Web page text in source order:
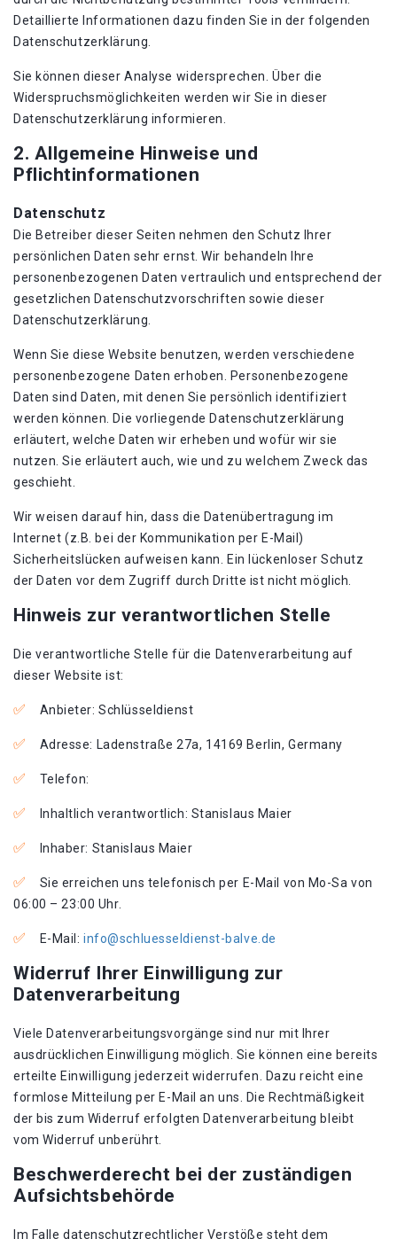
Detaillierte Informationen dazu finden Sie in der folgenden
Datenschutzerklärung.
Sie können dieser Analyse widersprechen. Über die
Widerspruchsmöglichkeiten werden wir Sie in dieser
Datenschutzerklärung informieren.
2. Allgemeine Hinweise und
Pflichtinformationen
Datenschutz
Die Betreiber dieser Seiten nehmen den Schutz Ihrer
persönlichen Daten sehr ernst. Wir behandeln Ihre
personenbezogenen Daten vertraulich und entsprechend der
gesetzlichen Datenschutzvorschriften sowie dieser
Datenschutzerklärung.
Wenn Sie diese Website benutzen, werden verschiedene
personenbezogene Daten erhoben. Personenbezogene
Daten sind Daten, mit denen Sie persönlich identifiziert
werden können. Die vorliegende Datenschutzerklärung
erläutert, welche Daten wir erheben und wofür wir sie
nutzen. Sie erläutert auch, wie und zu welchem Zweck das
geschieht.
Wir weisen darauf hin, dass die Datenübertragung im
Internet (z.B. bei der Kommunikation per E-Mail)
Sicherheitslücken aufweisen kann. Ein lückenloser Schutz
der Daten vor dem Zugriff durch Dritte ist nicht möglich.
Hinweis zur verantwortlichen Stelle
Die verantwortliche Stelle für die Datenverarbeitung auf
dieser Website ist:
Anbieter: Schlüsseldienst
Adresse: Ladenstraße 27a, 14169 Berlin, Germany
Telefon:
Inhaltlich verantwortlich: Stanislaus Maier
Inhaber: Stanislaus Maier
Sie erreichen uns telefonisch per E-Mail von Mo-Sa von
06:00 – 23:00 Uhr.
E-Mail:info@schluesseldienst-balve.de
Widerruf Ihrer Einwilligung zur
Datenverarbeitung
Viele Datenverarbeitungsvorgänge sind nur mit Ihrer
ausdrücklichen Einwilligung möglich. Sie können eine bereits
erteilte Einwilligung jederzeit widerrufen. Dazu reicht eine
formlose Mitteilung per E-Mail an uns. Die Rechtmäßigkeit
der bis zum Widerruf erfolgten Datenverarbeitung bleibt
vom Widerruf unberührt.
Beschwerderecht bei der zuständigen
Aufsichtsbehörde
Im Falle datenschutzrechtlicher Verstöße steht dem